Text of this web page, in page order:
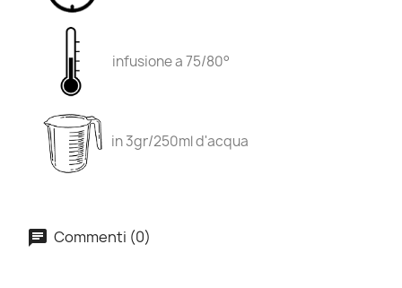
infusione a 75/80°
in 3gr/250ml d'acqua
Commenti (0)